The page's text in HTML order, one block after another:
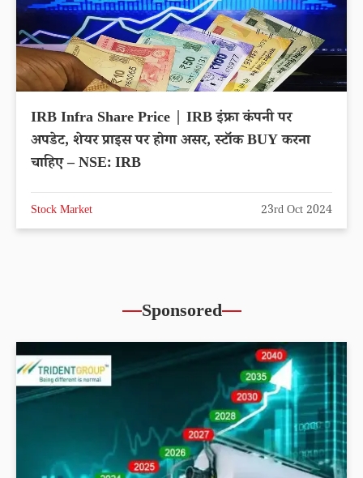
IRB Infra Share Price | IRB इंफ्रा कंपनी पर
अपडेट, शेयर प्राइस पर होगा असर, स्टॉक BUY करना
चाहिए – NSE: IRB
Stock Market 23rd Oct 2024
Sponsored